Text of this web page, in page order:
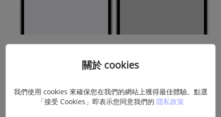
解法 3：復原軟體一鍵救回 Apple 提
關於 cookies
我們使用 cookies 來確保您在我們的網站上獲得最佳體驗。點選
「接受 Cookies」即表示您同意我們的 隱私政策